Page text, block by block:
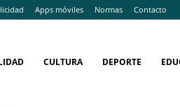
Apps móviles Normas Contacto
CULTURA DEPORTE